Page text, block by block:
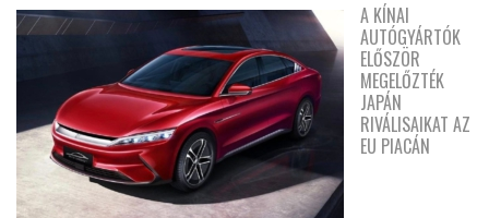
A KÍNAI
AUTÓGYÁRTÓK
ELŐSZÖR
MEGELŐZTÉK
JAPÁN
RIVÁLISAIKAT AZ
EU PIACÁN